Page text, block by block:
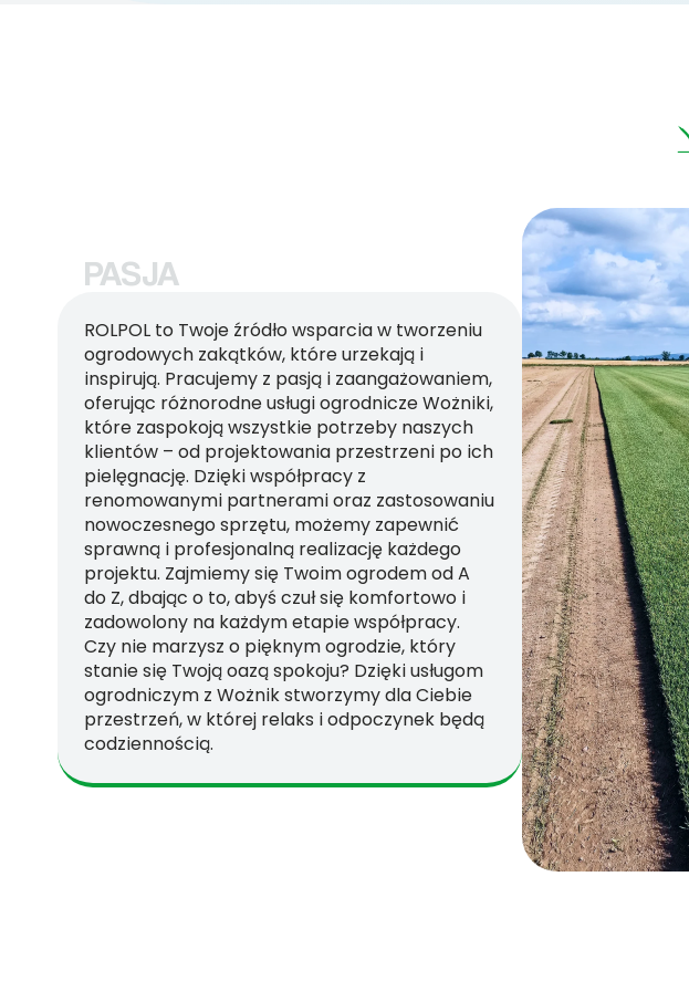
PASJA
ROLPOL to Twoje źródło wsparcia w tworzeniu
ogrodowych zakątków, które urzekają i
inspirują. Pracujemy z pasją i zaangażowaniem,
oferując różnorodne usługi ogrodnicze Wożniki,
które zaspokoją wszystkie potrzeby naszych
klientów – od projektowania przestrzeni po ich
pielęgnację. Dzięki współpracy z
renomowanymi partnerami oraz zastosowaniu
nowoczesnego sprzętu, możemy zapewnić
sprawną i profesjonalną realizację każdego
projektu. Zajmiemy się Twoim ogrodem od A
do Z, dbając o to, abyś czuł się komfortowo i
zadowolony na każdym etapie współpracy.
Czy nie marzysz o pięknym ogrodzie, który
stanie się Twoją oazą spokoju? Dzięki usługom
ogrodniczym z Wożnik stworzymy dla Ciebie
przestrzeń, w której relaks i odpoczynek będą
codziennością.